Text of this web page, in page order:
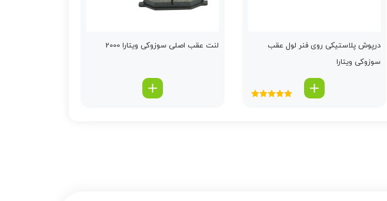
درپوش پلاستیكی روی فنر لول عقب
سوزوکی ویتارا
لنت عقب اصلی سوزوکی ویتارا 2000